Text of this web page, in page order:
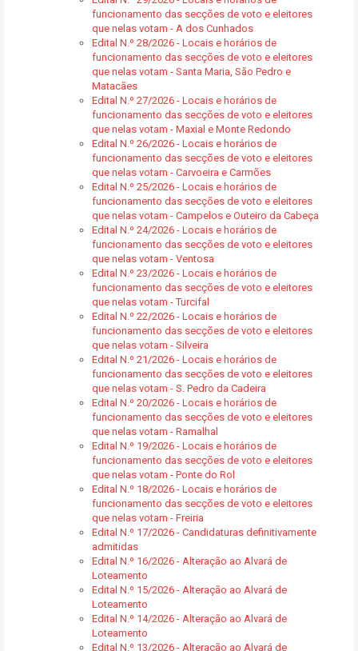
funcionamento das secções de voto e eleitores
que nelas votam - A dos Cunhados
Edital N.º 28/2026 - Locais e horários de
funcionamento das secções de voto e eleitores
que nelas votam - Santa Maria, São Pedro e
Matacães
Edital N.º 27/2026 - Locais e horários de
funcionamento das secções de voto e eleitores
que nelas votam - Maxial e Monte Redondo
Edital N.º 26/2026 - Locais e horários de
funcionamento das secções de voto e eleitores
que nelas votam - Carvoeira e Carmões
Edital N.º 25/2026 - Locais e horários de
funcionamento das secções de voto e eleitores
que nelas votam - Campelos e Outeiro da Cabeça
Edital N.º 24/2026 - Locais e horários de
funcionamento das secções de voto e eleitores
que nelas votam - Ventosa
Edital N.º 23/2026 - Locais e horários de
funcionamento das secções de voto e eleitores
que nelas votam - Turcifal
Edital N.º 22/2026 - Locais e horários de
funcionamento das secções de voto e eleitores
que nelas votam - Silveira
Edital N.º 21/2026 - Locais e horários de
funcionamento das secções de voto e eleitores
que nelas votam - S. Pedro da Cadeira
Edital N.º 20/2026 - Locais e horários de
funcionamento das secções de voto e eleitores
que nelas votam - Ramalhal
Edital N.º 19/2026 - Locais e horários de
funcionamento das secções de voto e eleitores
que nelas votam - Ponte do Rol
Edital N.º 18/2026 - Locais e horários de
funcionamento das secções de voto e eleitores
que nelas votam - Freiria
Edital N.º 17/2026 - Candidaturas definitivamente
admitidas
Edital N.º 16/2026 - Alteração ao Alvará de
Loteamento
Edital N.º 15/2026 - Alteração ao Alvará de
Loteamento
Edital N.º 14/2026 - Alteração ao Alvará de
Loteamento
Edital N.º 13/2026 - Alteração ao Alvará de